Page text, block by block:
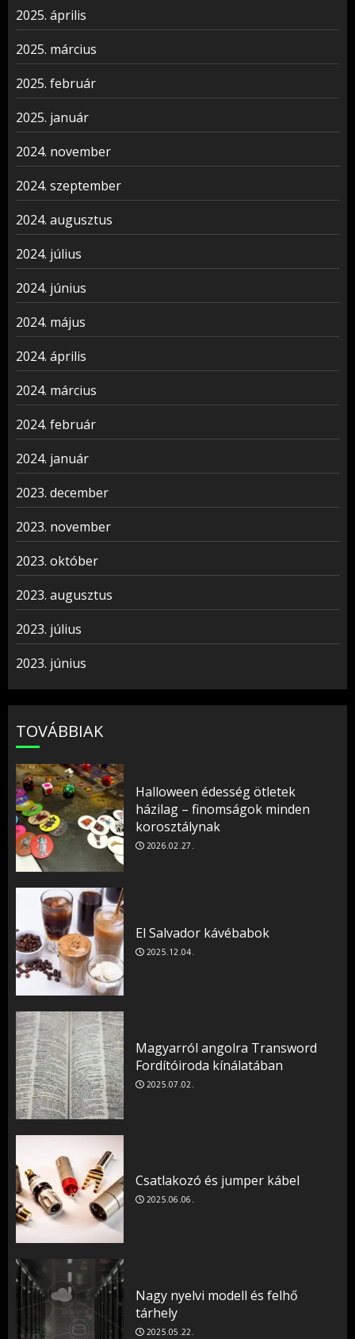
2025. április
2025. március
2025. február
2025. január
2024. november
2024. szeptember
2024. augusztus
2024. július
2024. június
2024. május
2024. április
2024. március
2024. február
2024. január
2023. december
2023. november
2023. október
2023. augusztus
2023. július
2023. június
TOVÁBBIAK
Halloween édesség ötletek
házilag – finomságok minden
korosztálynak
2026.02.27.
El Salvador kávébabok
2025.12.04.
Magyarról angolra Transword
Fordítóiroda kínálatában
2025.07.02.
Csatlakozó és jumper kábel
2025.06.06.
Nagy nyelvi modell és felhő
tárhely
2025.05.22.